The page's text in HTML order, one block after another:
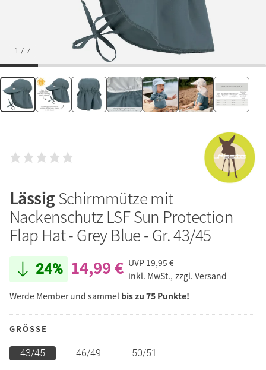
1 / 7
LässigSchirmmütze mit
Nackenschutz LSF Sun Protection
Flap Hat - Grey Blue - Gr. 43/45
24% 14,99 € UVP 19,95 €
inkl. MwSt., zzgl. Versand
Werde Member und sammel bis zu 75 Punkte!
GRÖSSE
43/45 46/49 50/51